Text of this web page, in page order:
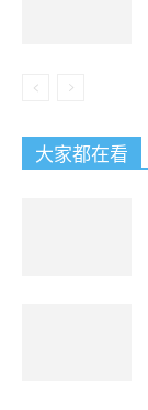
大家都在看